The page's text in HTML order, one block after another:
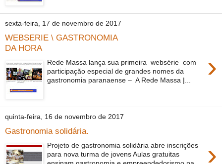
sexta-feira, 17 de novembro de 2017
WEBSERIE \ GASTRONOMIA
DA HORA
›
Rede Massa lança sua primeira websérie com
participação especial de grandes nomes da
gastronomia paranaense – A Rede Massa |...
quinta-feira, 16 de novembro de 2017
Gastronomia solidária.
›
Projeto de gastronomia solidária abre inscrições
para nova turma de jovens Aulas gratuitas